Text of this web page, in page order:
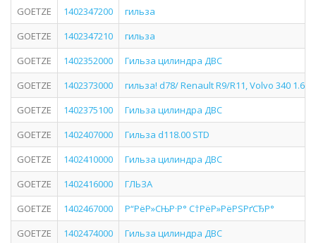
GOETZE
1402347200
гильза
GOETZE
1402347210
гильза
GOETZE
1402352000
Гильза цилиндра ДВС
GOETZE
1402373000
гильза! d78/ Renault R9/R11, Volvo 340 1.6D
GOETZE
1402375100
Гильза цилиндра ДВС
GOETZE
1402407000
Гильза d118.00 STD
GOETZE
1402410000
Гильза цилиндра ДВС
GOETZE
1402416000
ГЛЬЗА
GOETZE
1402467000
Р“РёР»СЊР·Р° С†РёР»РёРЅРґСЂР°
GOETZE
1402474000 Гильза цилиндра ДВС